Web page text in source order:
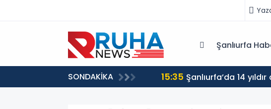
Şanlıurfa
SONDAKİKA 15:35 Şanlıurfa’da 14